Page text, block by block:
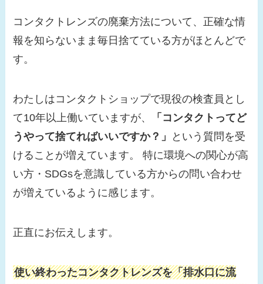
コンタクトレンズの廃棄方法について、正確な情
報を知らないまま毎日捨てている方がほとんどで
す。
わたしはコンタクトショップで現役の検査員とし
て10年以上働いていますが、
「コンタクトってど
うやって捨てればいいですか？」
という質問を受
けることが増えています。 特に環境への関心が高
い方・SDGsを意識している方からの問い合わせ
が増えているように感じます。
正直にお伝えします。
使い終わったコンタクトレンズを「排水口に流